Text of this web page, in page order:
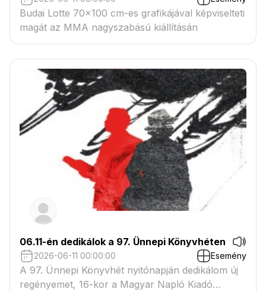
Budai Lotte 70×100 cm-es grafikájával képviselteti
magát az MMA nagyszabású kiállításán
06.11-én dedikálok a 97. Ünnepi Könyvhéten
2026-06-11 00:00:00 Esemény
A 97. Ünnepi Könyvhét nyitónapján dedikálom új
regényemet, 16-kor a Magyar Napló Kiadó